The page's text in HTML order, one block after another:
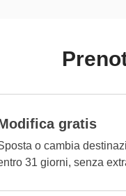
gratis
o cambia
31 giorni, senza